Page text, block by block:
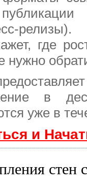
релизы).
где
нужно
в
уже в
и
стен